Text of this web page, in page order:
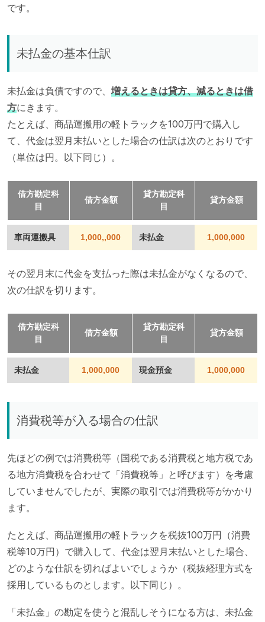
です。
未払金の基本仕訳
未払金は負債ですので、 増えるときは貸方、減るときは借
方にきます。
たとえば、商品運搬用の軽トラックを100万円で購入し
て、代金は翌月末払いとした場合の仕訳は次のとおりです
（単位は円。以下同じ）。
借方勘定科
目
借方金額
貸方勘定科
目
貸方金額
車両運搬具 1,000,,000 未払金 1,000,000
その翌月末に代金を支払った際は未払金がなくなるので、
次の仕訳を切ります。
借方勘定科
目
借方金額
貸方勘定科
目
貸方金額
未払金 1,000,000 現金預金 1,000,000
消費税等が入る場合の仕訳
先ほどの例では消費税等（国税である消費税と地方税であ
る地方消費税を合わせて「消費税等」と呼びます）を考慮
していませんでしたが、実際の取引では消費税等がかかり
ます。
たとえば、商品運搬用の軽トラックを税抜100万円（消費
税等10万円）で購入して、代金は翌月末払いとした場合、
どのような仕訳を切ればよいでしょうか（税抜経理方式を
採用しているものとします。以下同じ）。
「未払金」の勘定を使うと混乱しそうになる方は、未払金